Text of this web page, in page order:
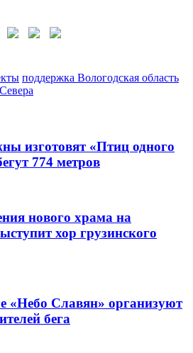
поддержка Вологодская область
изготовят «Птиц одного
774 метров
нового храма на
хор грузинского
«Небо Славян» организуют
бега